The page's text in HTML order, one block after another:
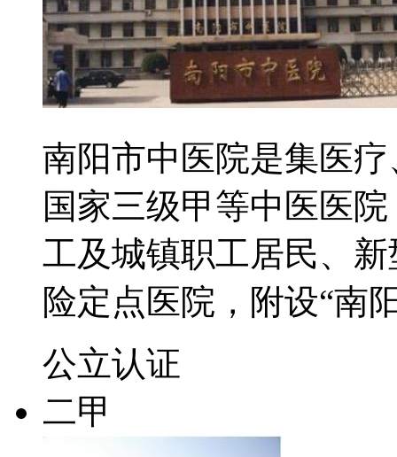
南阳市中医院是集医
国家三级甲等中医医
工及城镇职工居民、
险定点医院，附设“南
公立认证
二甲